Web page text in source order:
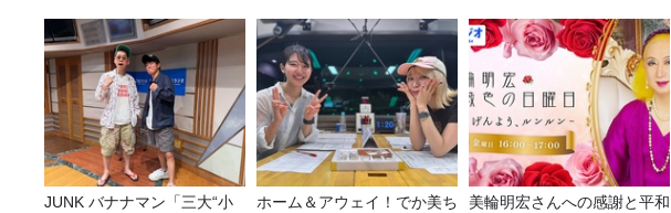
JUNK バナナマン「三大“小 ホーム＆アウェイ！でか美ち 美輪明宏さんへの感謝と平和